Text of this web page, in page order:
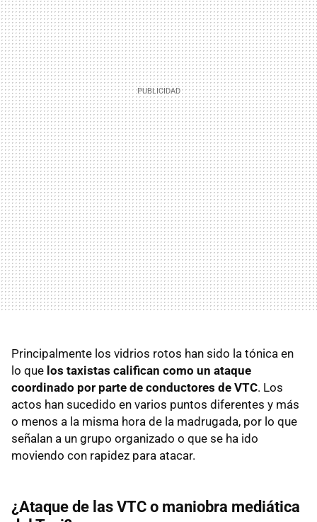
Principalmente los vidrios rotos han sido la tónica en
lo que los taxistas califican como un ataque
coordinado por parte de conductores de VTC. Los
actos han sucedido en varios puntos diferentes y más
o menos a la misma hora de la madrugada, por lo que
señalan a un grupo organizado o que se ha ido
moviendo con rapidez para atacar.
¿Ataque de las VTC o maniobra mediática